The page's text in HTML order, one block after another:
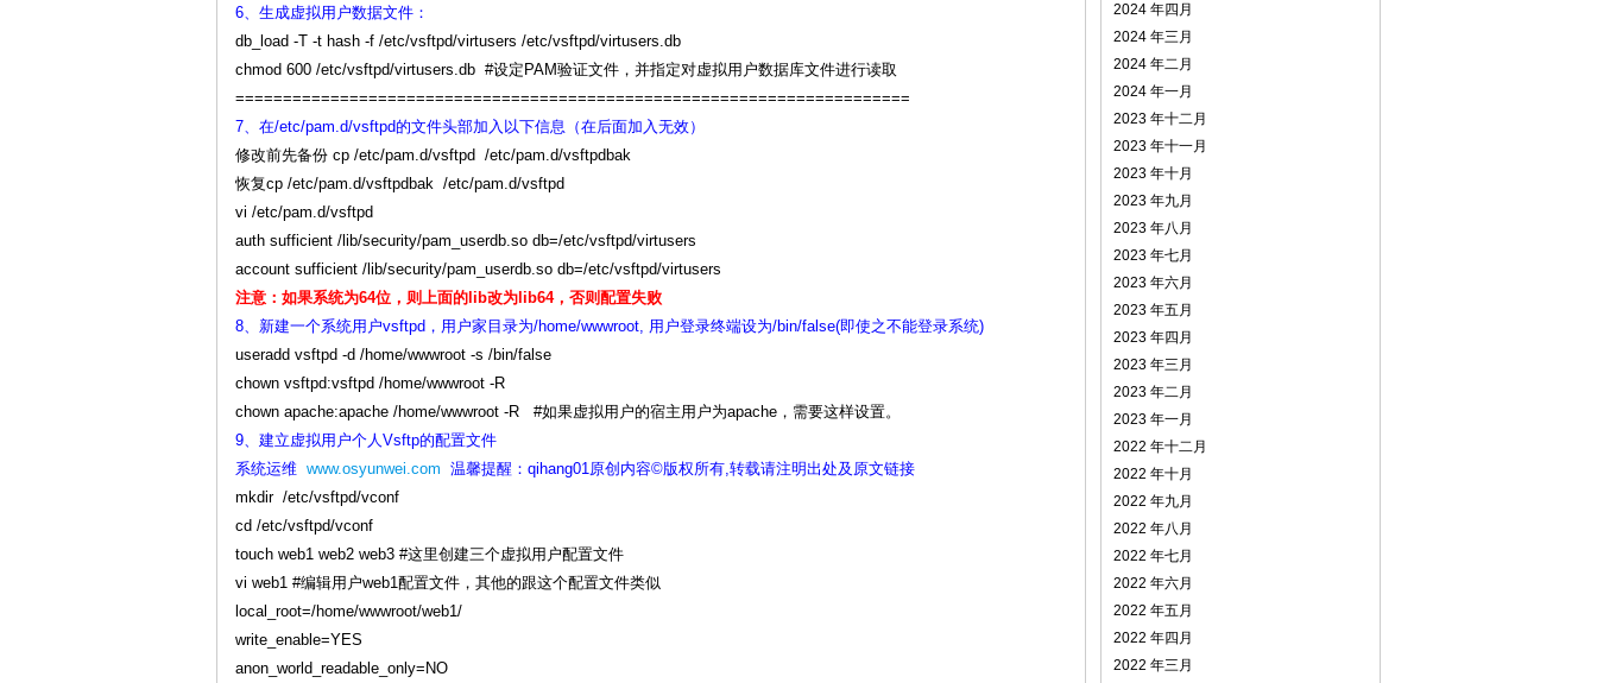
6、生成虚拟用户数据文件：
db_load -T -t hash -f /etc/vsftpd/virtusers /etc/vsftpd/virtusers.db
chmod 600 /etc/vsftpd/virtusers.db #设定PAM验证文件，并指定对虚拟用户数据库文件进行读取
=======================================================================
7、在/etc/pam.d/vsftpd的文件头部加入以下信息（在后面加入无效）
修改前先备份 cp /etc/pam.d/vsftpd /etc/pam.d/vsftpdbak
恢复cp /etc/pam.d/vsftpdbak /etc/pam.d/vsftpd
vi /etc/pam.d/vsftpd
auth sufficient /lib/security/pam_userdb.so db=/etc/vsftpd/virtusers
account sufficient /lib/security/pam_userdb.so db=/etc/vsftpd/virtusers
注意：如果系统为64位，则上面的lib改为lib64，否则配置失败
8、新建一个系统用户vsftpd，用户家目录为/home/wwwroot, 用户登录终端设为/bin/false(即使之不能登录系统)
useradd vsftpd -d /home/wwwroot -s /bin/false
chown vsftpd:vsftpd /home/wwwroot -R
chown apache:apache /home/wwwroot -R #如果虚拟用户的宿主用户为apache，需要这样设置。
9、建立虚拟用户个人Vsftp的配置文件
系统运维 www.osyunwei.com 温馨提醒：qihang01原创内容©版权所有,转载请注明出处及原文链接
mkdir /etc/vsftpd/vconf
cd /etc/vsftpd/vconf
touch web1 web2 web3 #这里创建三个虚拟用户配置文件
vi web1 #编辑用户web1配置文件，其他的跟这个配置文件类似
local_root=/home/wwwroot/web1/
write_enable=YES
anon_world_readable_only=NO
2024 年四月
2024 年三月
2024 年二月
2024 年一月
2023 年十二月
2023 年十一月
2023 年十月
2023 年九月
2023 年八月
2023 年七月
2023 年六月
2023 年五月
2023 年四月
2023 年三月
2023 年二月
2023 年一月
2022 年十二月
2022 年十月
2022 年九月
2022 年八月
2022 年七月
2022 年六月
2022 年五月
2022 年四月
2022 年三月